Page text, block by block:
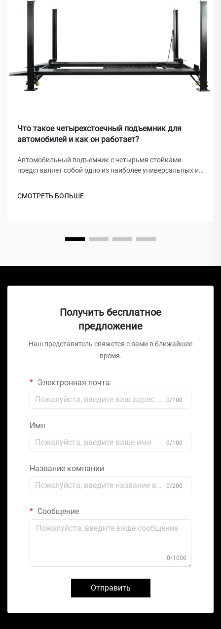
Что такое четырехстоечный подъемник для
автомобилей и как он работает?
Автомобильный подъемник с четырьмя стойками
представляет собой одно из наиболее универсальных и
СМОТРЕТЬ БОЛЬШЕ
Получить бесплатное
предложение
Наш представитель свяжется с вами в ближайшее
время.
Электронная почта
0/100
Имя
0/100
Название компании
0/200
Сообщение
0/1000
Отправить